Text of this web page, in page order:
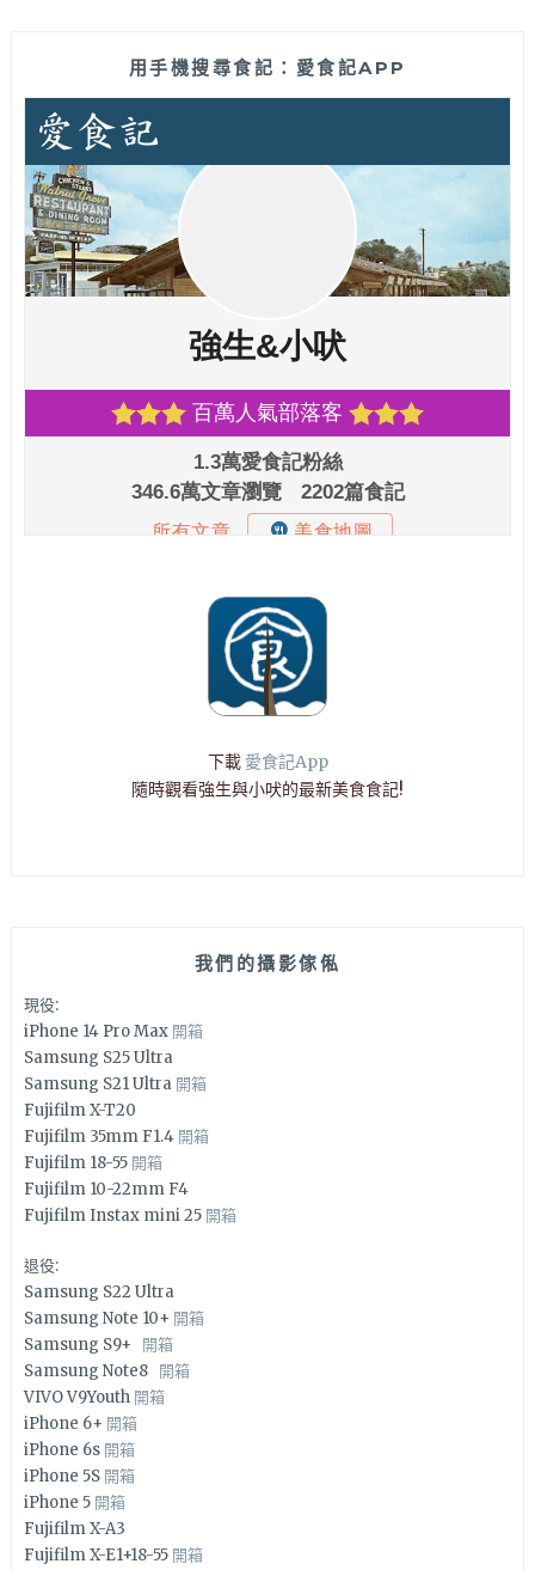
用手機搜尋食記：愛食記APP
下載 愛食記App
隨時觀看強生與小吠的最新美食食記!
我們的攝影傢俬
現役:
iPhone 14 Pro Max 開箱
Samsung S25 Ultra
Samsung S21 Ultra 開箱
Fujifilm X-T20
Fujifilm 35mm F1.4 開箱
Fujifilm 18-55 開箱
Fujifilm 10-22mm F4
Fujifilm Instax mini 25 開箱
退役:
Samsung S22 Ultra
Samsung Note 10+ 開箱
Samsung S9+ 開箱
Samsung Note8 開箱
VIVO V9Youth 開箱
iPhone 6+ 開箱
iPhone 6s 開箱
iPhone 5S 開箱
iPhone 5 開箱
Fujifilm X-A3
Fujifilm X-E1+18-55 開箱